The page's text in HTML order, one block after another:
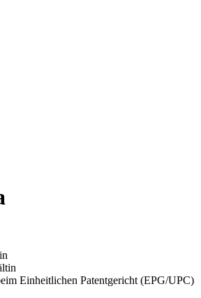
Einheitlichen Patentgericht (EPG/UPC)